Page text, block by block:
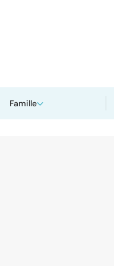
Famille